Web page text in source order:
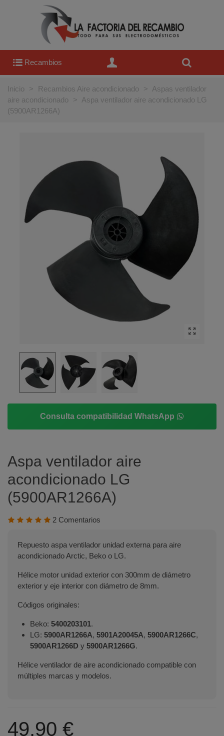
Recambios
Inicio > Recambios Aire acondicionado > Aspas ventilador
aire acondicionado
> Aspa ventilador aire acondicionado LG
(5900AR1266A)
Consulta compatibilidad WhatsApp
Aspa ventilador aire
acondicionado LG
(5900AR1266A)
2 Comentarios
Repuesto aspa ventilador unidad externa para aire
acondicionado Arctic, Beko o LG.
Hélice motor unidad exterior con 300mm de diámetro
exterior y eje interior con diámetro de 8mm.
Códigos originales:
Beko: 5400203101.
LG: 5900AR1266A, 5901A20045A, 5900AR1266C,
5900AR1266D y 5900AR1266G.
Hélice ventilador de aire acondicionado compatible con
múltiples marcas y modelos.
49,90 €